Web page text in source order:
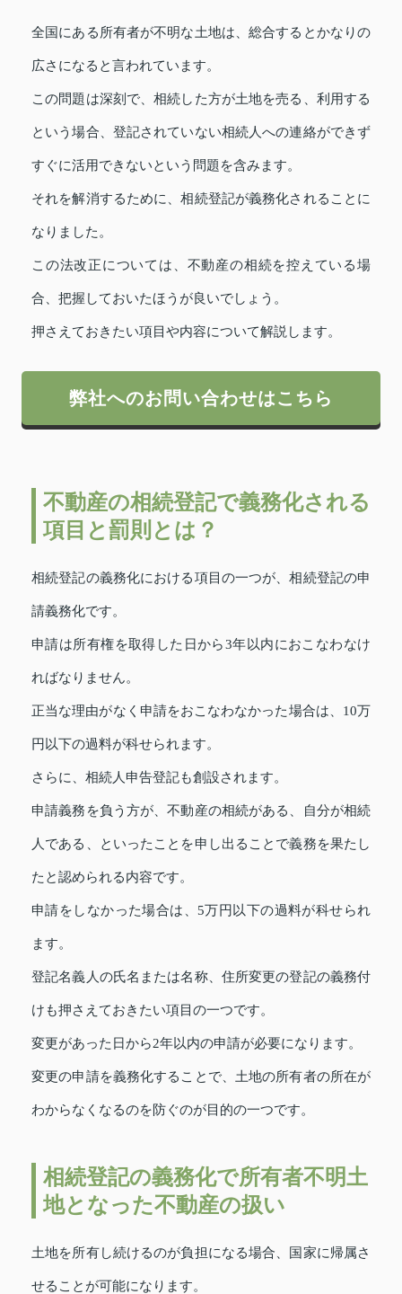
全国にある所有者が不明な土地は、総合するとかなりの
広さになると言われています。
この問題は深刻で、相続した方が土地を売る、利用する
という場合、登記されていない相続人への連絡ができず
すぐに活用できないという問題を含みます。
それを解消するために、相続登記が義務化されることに
なりました。
この法改正については、不動産の相続を控えている場
合、把握しておいたほうが良いでしょう。
押さえておきたい項目や内容について解説します。
弊社へのお問い合わせはこちら
不動産の相続登記で義務化される
項目と罰則とは？
相続登記の義務化における項目の一つが、相続登記の申
請義務化です。
申請は所有権を取得した日から3年以内におこなわなけ
ればなりません。
正当な理由がなく申請をおこなわなかった場合は、10万
円以下の過料が科せられます。
さらに、相続人申告登記も創設されます。
申請義務を負う方が、不動産の相続がある、自分が相続
人である、といったことを申し出ることで義務を果たし
たと認められる内容です。
申請をしなかった場合は、5万円以下の過料が科せられ
ます。
登記名義人の氏名または名称、住所変更の登記の義務付
けも押さえておきたい項目の一つです。
変更があった日から2年以内の申請が必要になります。
変更の申請を義務化することで、土地の所有者の所在が
わからなくなるのを防ぐのが目的の一つです。
相続登記の義務化で所有者不明土
地となった不動産の扱い
土地を所有し続けるのが負担になる場合、国家に帰属さ
せることが可能になります。